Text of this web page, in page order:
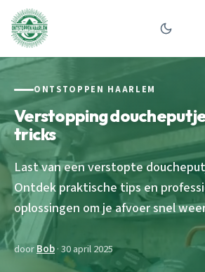
ONTSTOPPEN HAARLEM
Verstopping
tricks
Last van een verstopte
Ontdek praktische tips en
oplossingen om je afvoer snel
doorBob· 30 april 2025